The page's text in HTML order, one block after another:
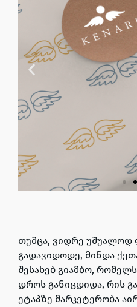
თუმცა, ვიდრე უშუალოდ
გადავიდოდე, მინდა
შესახებ გიამბო,
დროს განიცდიდა, რის
ეტაპზე მარკეტერობა